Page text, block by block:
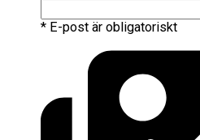
* E-post är obligatoriskt